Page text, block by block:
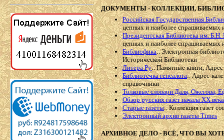
ДОКУМЕНТЫ - КОЛЛЕКЦИИ,
Российская Государственная
ценных и наиболее спрашиваемых
Президентская Библиотека им. Б.Н.
ценных и наиболее спрашиваемых
Библиофика:. Электронная
Исторической Библиотеки
Литера Ру:. Памятные книги,
Библиотечка генеалога:. Адрес-
справочники
Толковые словари Даля, Ожегова,
Обзор русских газет начала ХХ века
Старые газеты:. Коллекция газет
Электронный архив газеты Times
АРХИВНОЕ ДЕЛО - ВСЁ, ЧТО ВЫ